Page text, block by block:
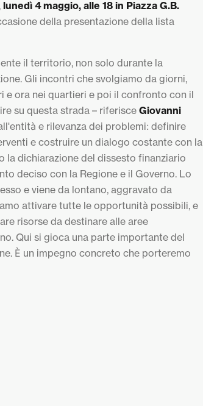
lunedì 4 maggio, alle 18 in Piazza G.B.
della presentazione della lista
il territorio, non solo durante la
Gli incontri che svolgiamo da giorni,
ora nei quartieri e poi il confronto con il
su questa strada – riferisce Giovanni
e rilevanza dei problemi: definire
e costruire un dialogo costante con la
la dichiarazione del dissesto finanziario
deciso con la Regione e il Governo. Lo
e viene da lontano, aggravato da
attivare tutte le opportunità possibili, e
risorse da destinare alle aree
Qui si gioca una parte importante del
È un impegno concreto che porteremo